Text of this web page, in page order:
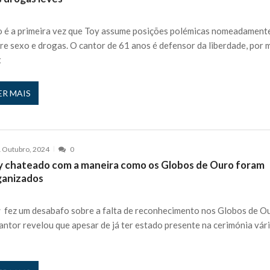
is’: “Ficou chateado comigo?”
exercício 27 JANEIRO, 2026
e é apanhado 27 JANEIRO, 2026
Cláudio Ramos: “É um atentado…”
entrevista polémica a Flávio Furtado...
homem que pegou fogo à estátua de Cristiano R...
instrutor Paulo Andrade da 1ª Companhia!...
400 euros POR DIA enquanto comentador na TVI
é a primeira vez que Toy assume posições polémicas
sexo e drogas. O cantor de 61 anos é defensor da liberdade, por
MAIS
Outubro, 2024 0
chateado com a maneira como os Globos de Ouro foram
fez um desabafo sobre a falta de reconhecimento nos Globos de
revelou que apesar de já ter estado presente na cerimónia